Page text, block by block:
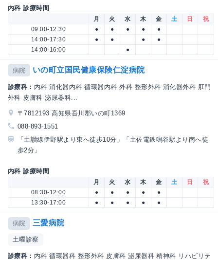
内科 診療時間
月 火 水 木 金 土 日
祝
09:00-12:30
● ● ● ●
●
14:00-17:30
● ● ●
●
14:00-16:00
●
病院 いの町立国民健康保険仁淀病院
診療科： 内科 消化器内科 循環器内科 外科 整形外科 消化器外科 肛門
外科 皮膚科 泌尿器科...
〒7812193 高知県吾川郡いの町1369
088-893-1551
「土讃線伊野駅より東へ徒歩10分」「土佐電鉄鳴谷駅より南へ徒
歩2分」
内科 診療時間
月 火 水 木 金 土 日
祝
08:30-12:00
● ● ● ●
●
13:30-17:00
● ● ● ● ●
病院 三愛病院
土曜診察
診療科： 内科 循環器科 整形外科 皮膚科 泌尿器科 精神科 リハビリテ